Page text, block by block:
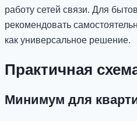
работу сетей связи. Для
рекомендовать
как универсальное решение.
Практичная
Минимум для